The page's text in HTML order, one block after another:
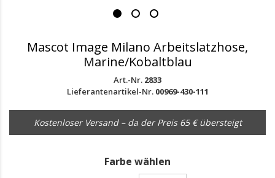
Mascot Image Milano Arbeitslatzhose,
Marine/Kobaltblau
Art.-Nr. 2833
Lieferantenartikel-Nr. 00969-430-111
Kostenloser Versand – da der Preis 65 € übersteigt
Farbe wählen